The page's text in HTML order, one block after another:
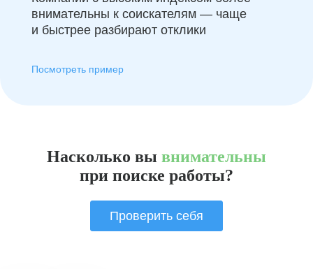
внимательны к соискателям — чаще
и быстрее разбирают отклики
Посмотреть пример
Насколько вы внимательны
при поиске работы?
Проверить себя